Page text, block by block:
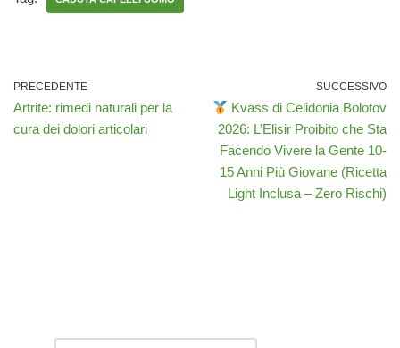
PRECEDENTE
Artrite: rimedi naturali per la
cura dei dolori articolari
SUCCESSIVO
Kvass di Celidonia Bolotov
2026: L’Elisir Proibito che Sta
Facendo Vivere la Gente 10-
15 Anni Più Giovane (Ricetta
Light Inclusa – Zero Rischi)